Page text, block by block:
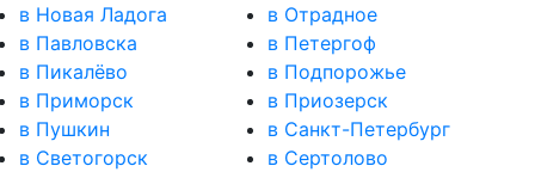
в Новая Ладога
в Отрадное
в Павловска
в Петергоф
в Пикалёво
в Подпорожье
в Приморск
в Приозерск
в Пушкин
в Санкт-Петербург
в Светогорск
в Сертолово